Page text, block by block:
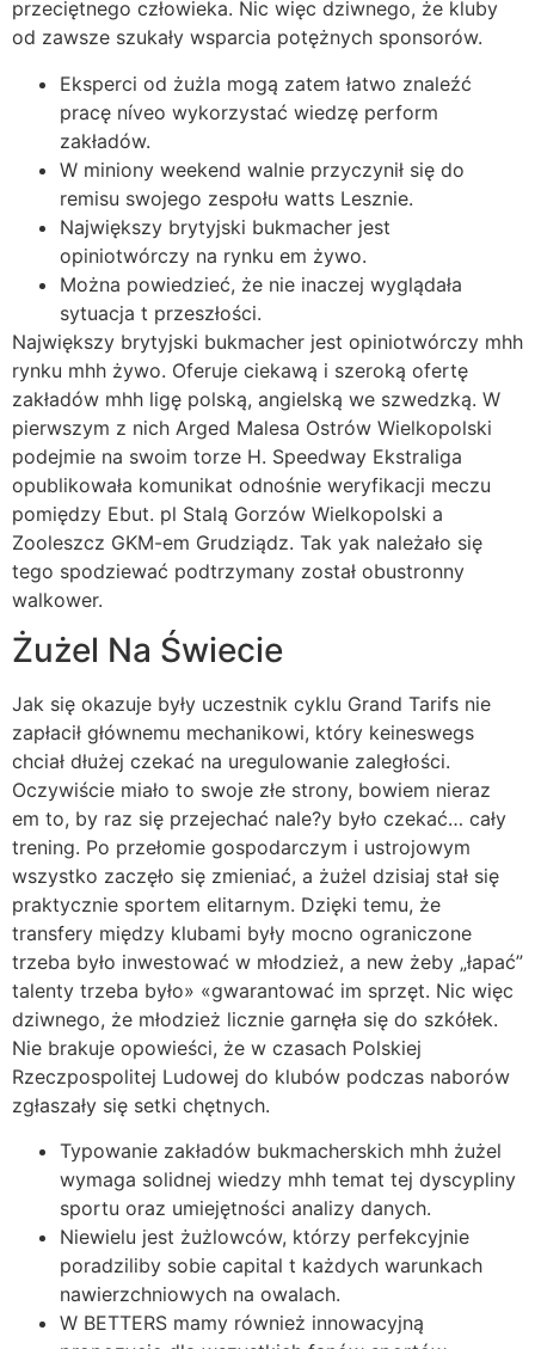
przeciętnego człowieka. Nic więc dziwnego, że kluby
od zawsze szukały wsparcia potężnych sponsorów.
Eksperci od żużla mogą zatem łatwo znaleźć
pracę níveo wykorzystać wiedzę perform
zakładów.
W miniony weekend walnie przyczynił się do
remisu swojego zespołu watts Lesznie.
Największy brytyjski bukmacher jest
opiniotwórczy na rynku em żywo.
Można powiedzieć, że nie inaczej wyglądała
sytuacja t przeszłości.
Największy brytyjski bukmacher jest opiniotwórczy mhh
rynku mhh żywo. Oferuje ciekawą i szeroką ofertę
zakładów mhh ligę polską, angielską we szwedzką. W
pierwszym z nich Arged Malesa Ostrów Wielkopolski
podejmie na swoim torze H. Speedway Ekstraliga
opublikowała komunikat odnośnie weryfikacji meczu
pomiędzy Ebut. pl Stalą Gorzów Wielkopolski a
Zooleszcz GKM-em Grudziądz. Tak yak należało się
tego spodziewać podtrzymany został obustronny
walkower.
Żużel Na Świecie
Jak się okazuje były uczestnik cyklu Grand Tarifs nie
zapłacił głównemu mechanikowi, który keineswegs
chciał dłużej czekać na uregulowanie zaległości.
Oczywiście miało to swoje złe strony, bowiem nieraz
em to, by raz się przejechać nale?y było czekać… cały
trening. Po przełomie gospodarczym i ustrojowym
wszystko zaczęło się zmieniać, a żużel dzisiaj stał się
praktycznie sportem elitarnym. Dzięki temu, że
transfery między klubami były mocno ograniczone
trzeba było inwestować w młodzież, a new żeby „łapać”
talenty trzeba było» «gwarantować im sprzęt. Nic więc
dziwnego, że młodzież licznie garnęła się do szkółek.
Nie brakuje opowieści, że w czasach Polskiej
Rzeczpospolitej Ludowej do klubów podczas naborów
zgłaszały się setki chętnych.
Typowanie zakładów bukmacherskich mhh żużel
wymaga solidnej wiedzy mhh temat tej dyscypliny
sportu oraz umiejętności analizy danych.
Niewielu jest żużlowców, którzy perfekcyjnie
poradziliby sobie capital t każdych warunkach
nawierzchniowych na owalach.
W BETTERS mamy również innowacyjną